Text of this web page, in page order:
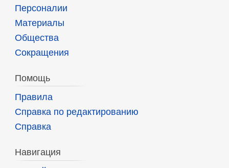
Персоналии
Материалы
Общества
Сокращения
Помощь
Правила
Справка по редактированию
Справка
Навигация